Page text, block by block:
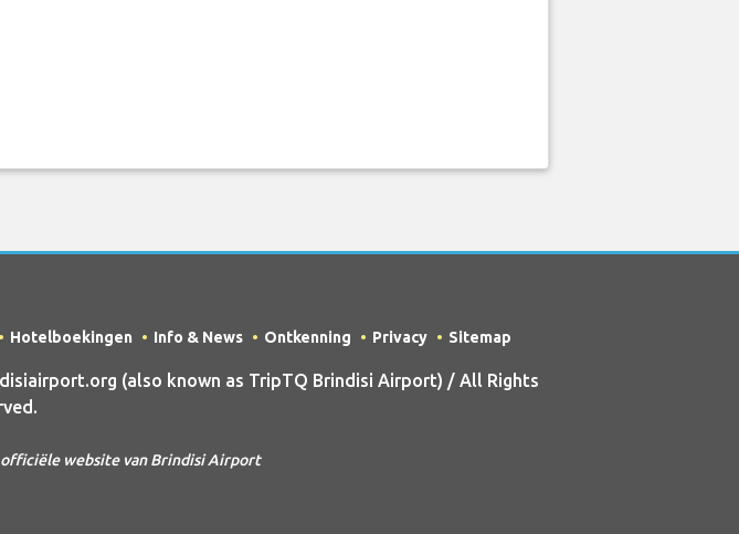
Hotelboekingen Info & News Ontkenning Privacy Sitemap
(also known as TripTQ Brindisi Airport) / All Rights
officiële website van Brindisi Airport